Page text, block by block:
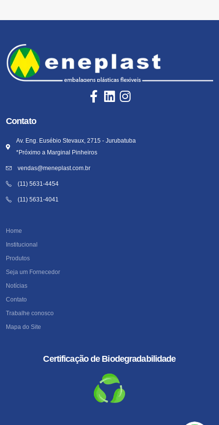
Contato
Av. Eng. Eusébio Stevaux, 2715 - Jurubatuba
*Próximo a Marginal Pinheiros
vendas@meneplast.com.br
(11) 5631-4454
(11) 5631-4041
Home
Institucional
Produtos
Seja um Fornecedor
Notícias
Contato
Trabalhe conosco
Mapa do Site
Certificação de Biodegradabilidade